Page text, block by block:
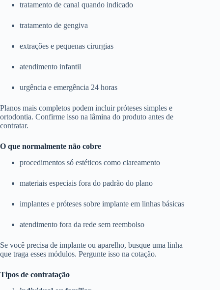
tratamento de canal quando indicado
tratamento de gengiva
extrações e pequenas cirurgias
atendimento infantil
urgência e emergência 24 horas
Planos mais completos podem incluir próteses simples e
ortodontia. Confirme isso na lâmina do produto antes de
contratar.
O que normalmente não cobre
procedimentos só estéticos como clareamento
materiais especiais fora do padrão do plano
implantes e próteses sobre implante em linhas básicas
atendimento fora da rede sem reembolso
Se você precisa de implante ou aparelho, busque uma linha
que traga esses módulos. Pergunte isso na cotação.
Tipos de contratação